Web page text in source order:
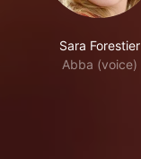
Sara Forestier
Abba (voice)